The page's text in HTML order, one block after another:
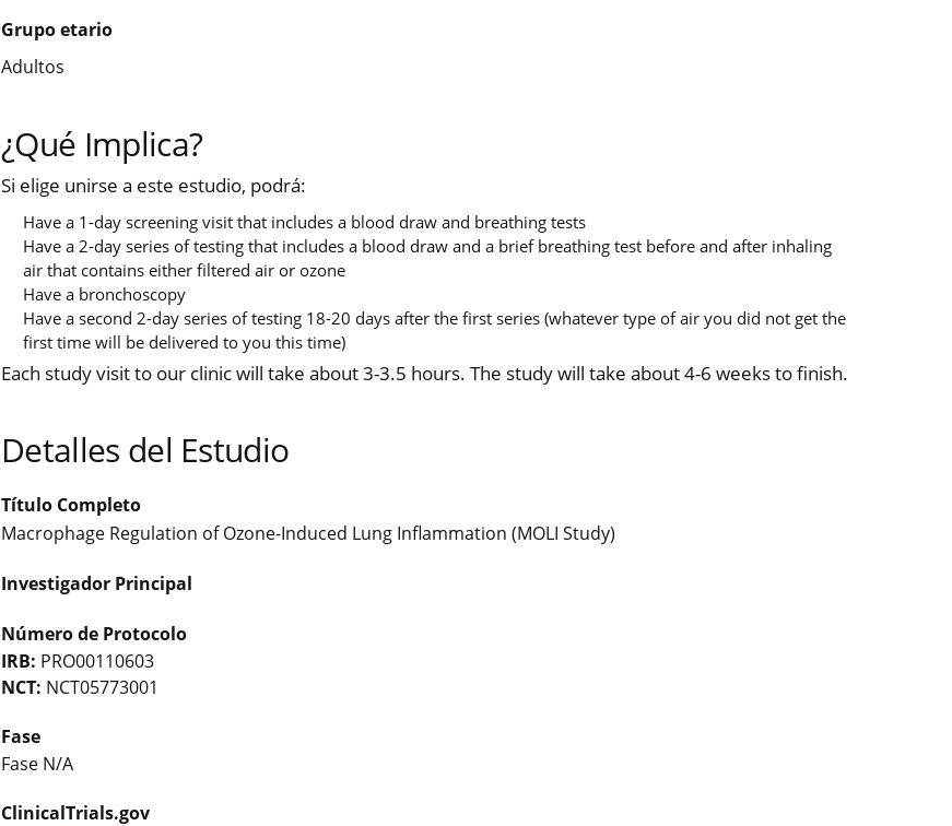
Grupo etario
Adultos
¿Qué Implica?
Si elige unirse a este estudio, podrá:
Have a 1-day screening visit that includes a blood draw and breathing tests
Have a 2-day series of testing that includes a blood draw and a brief breathing test before and after inhaling
air that contains either filtered air or ozone
Have a bronchoscopy
Have a second 2-day series of testing 18-20 days after the first series (whatever type of air you did not get the
first time will be delivered to you this time)
Each study visit to our clinic will take about 3-3.5 hours. The study will take about 4-6 weeks to finish.
Detalles del Estudio
Título Completo
Macrophage Regulation of Ozone-Induced Lung Inflammation (MOLI Study)
Investigador Principal
Número de Protocolo
IRB: PRO00110603
NCT: NCT05773001
Fase
Fase N/A
ClinicalTrials.gov